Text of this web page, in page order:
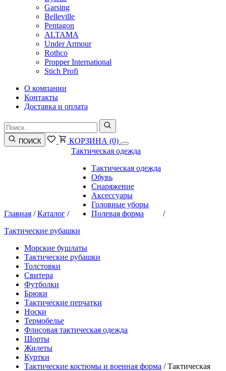
Garsing
Belleville
Pentagon
ALTAMA
Under Armour
Rothco
Propper International
Stich Profi
О компании
Контакты
Доставка и оплата
ПОИСК КОРЗИНА (0)
Главная /Каталог /
Тактическая одежда
Тактическая одежда
Обувь
Снаряжение
Аксессуары
Головные уборы
Полевая форма
/
Тактические рубашки
Морские бушлаты
Тактические рубашки
Толстовки
Свитера
Футболки
Брюки
Тактические перчатки
Носки
Термобелье
Флисовая тактическая одежда
Шорты
Жилеты
Куртки
Тактические костюмы и военная форма /Тактическая